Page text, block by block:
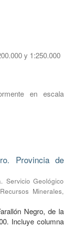
y 1:250.000
en escala
Provincia de
Servicio Geológico
Minerales,
Negro, de la
Incluye columna